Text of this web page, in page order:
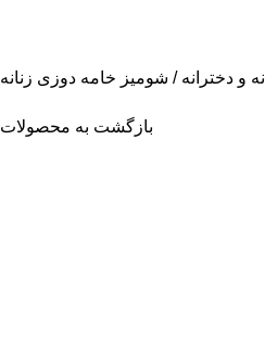
و دخترانه شومیز خامه دوزی زنانه
بازگشت به محصولات